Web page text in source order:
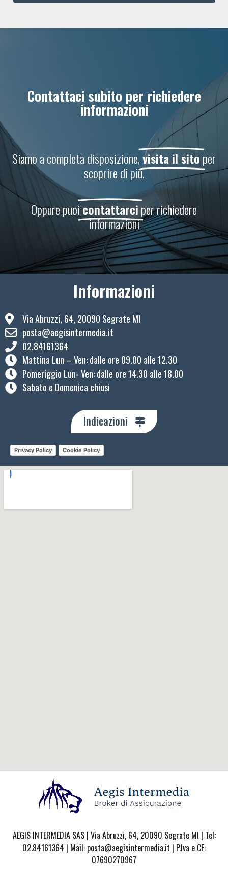
Contattaci subito per richiedere
informazioni
Siamo a completa disposizione,visita il sitoper
scoprire di più.
Oppure puoicontattarciper richiedere
informazioni
Informazioni
Via Abruzzi, 64, 20090 Segrate MI
posta@aegisintermedia.it
02.84161364
Mattina Lun – Ven: ​dalle ore 09.00 alle 12.30
Pomeriggio Lun- Ven: dalle ore 14.30 alle 18.00
Sabato e Domenica chiusi
Indicazioni
Privacy Policy Cookie Policy
AEGIS INTERMEDIA SAS | Via Abruzzi, 64, 20090 Segrate MI | Tel:
02.84161364 | Mail: posta@aegisintermedia.it | P.Iva e CF:
07690270967